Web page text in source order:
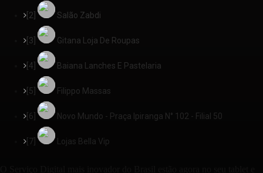
[2] Salão Zabdi
[3] Gitana Loja De Roupas
[4] Baiana Lanches E Pastelaria
[5] Filippo Massas
[6] Novo Mundo - Praça Ipiranga N° 102 - Filial 50
[7] Lojas Bella Vip